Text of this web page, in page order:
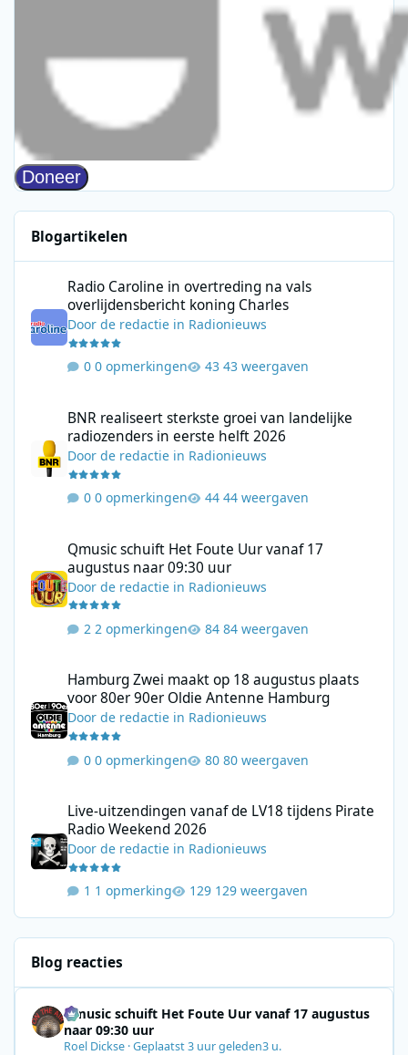
Blogartikelen
Radio Caroline in overtreding na vals
overlijdensbericht koning Charles
Doorde redactie in Radionieuws
0 opmerkingen 43 weergaven
BNR realiseert sterkste groei van landelijke
radiozenders in eerste helft 2026
Doorde redactie in Radionieuws
0 opmerkingen 44 weergaven
Qmusic schuift Het Foute Uur vanaf 17
augustus naar 09:30 uur
Doorde redactie in Radionieuws
2 opmerkingen 84 weergaven
Hamburg Zwei maakt op 18 augustus plaats
voor 80er 90er Oldie Antenne Hamburg
Doorde redactie in Radionieuws
0 opmerkingen 80 weergaven
Live-uitzendingen vanaf de LV18 tijdens Pirate
Radio Weekend 2026
Doorde redactie in Radionieuws
1 opmerking 129 weergaven
Blog reacties
Qmusic schuift Het Foute Uur vanaf 17 augustus
naar 09:30 uur
Roel Dickse ·Geplaatst3 uur geleden3 u.